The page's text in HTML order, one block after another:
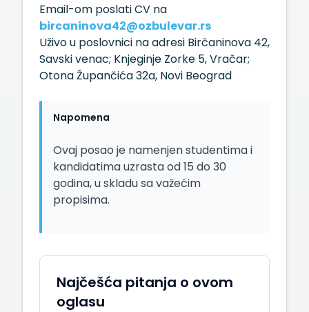
Email-om poslati CV na
bircaninova42@ozbulevar.rs
Uživo u poslovnici na adresi Birčaninova 42,
Savski venac; Knjeginje Zorke 5, Vračar;
Otona Župančića 32a, Novi Beograd
Napomena
Ovaj posao je namenjen studentima i
kandidatima uzrasta od 15 do 30
godina, u skladu sa važećim
propisima.
Najčešća pitanja o ovom
oglasu